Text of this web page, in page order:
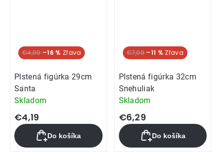
€4,99 –16 %
Plstená figúrka 29cm
Santa
Skladom
€4,19
Do košíka
€7,09 –11 %
Plstená figúrka 32cm
Snehuliak
Skladom
€6,29
Do košíka